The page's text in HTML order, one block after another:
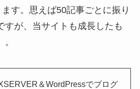
す。思えば50記事ごとに振り
すが、当サイトも成長したも
＆WordPressでブログ